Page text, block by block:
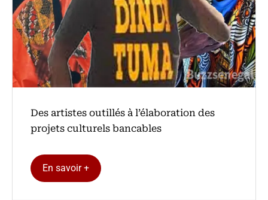
Des artistes outillés à l’élaboration des
projets culturels bancables
En savoir +